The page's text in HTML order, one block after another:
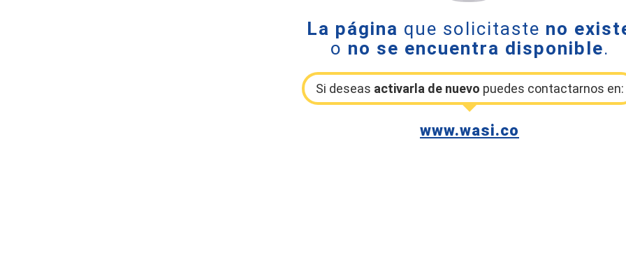
La página que solicitaste no
o no se encuentra disponible.
Si deseas activarla de nuevo puedes contactarnos en:
www.wasi.co